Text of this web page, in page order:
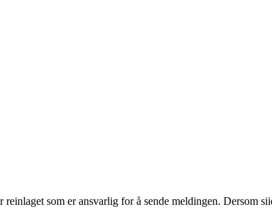
som er ansvarlig for å sende meldingen. Dersom